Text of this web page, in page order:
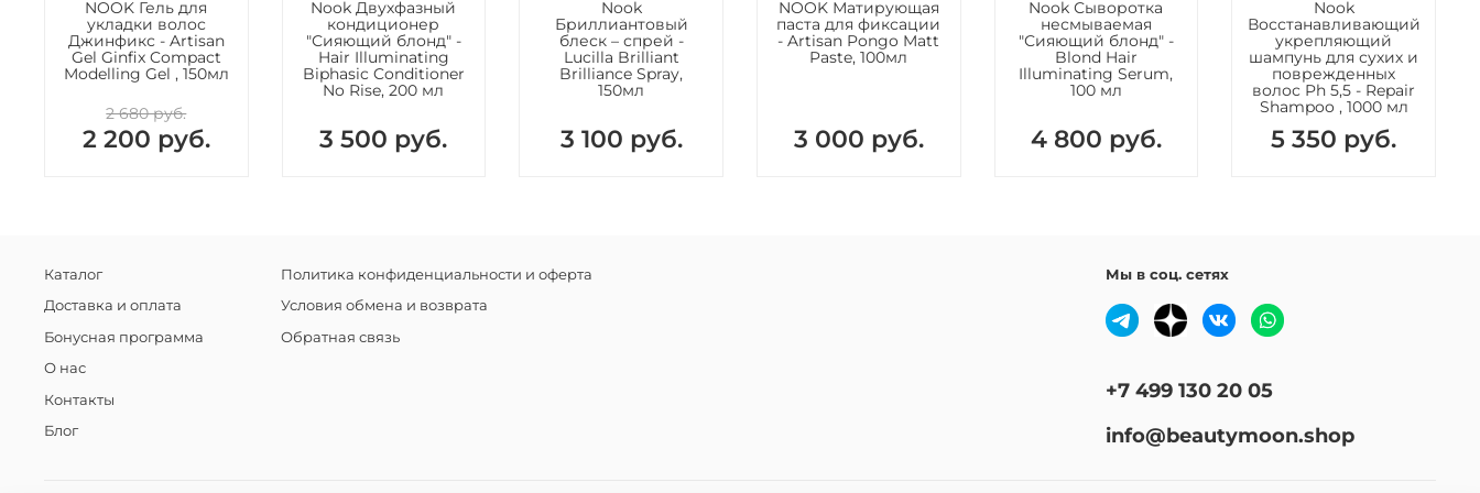
NOOK Гель для
укладки волос
Джинфикс - Artisan
Gel Ginfix Compact
Modelling Gel , 150мл
2 680 руб.
2 200 руб.
Nook Двухфазный
кондиционер
"Сияющий блонд" -
Hair Illuminating
Biphasic Conditioner
No Rise, 200 мл
3 500 руб.
Nook
Бриллиантовый
блеск – спрей -
Lucilla Brilliant
Brilliance Spray,
150мл
3 100 руб.
NOOK Матирующая
паста для фиксации
- Artisan Pongo Matt
Paste, 100мл
3 000 руб.
Nook Сыворотка
несмываемая
"Сияющий блонд" -
Blond Hair
Illuminating Serum,
100 мл
4 800 руб.
Nook
Восстанавливающий
укрепляющий
шампунь для сухих и
поврежденных
волос Ph 5,5 - Repair
Shampoo , 1000 мл
5 350 руб.
Каталог
Доставка и оплата
Бонусная программа
О нас
Контакты
Блог
Политика конфиденциальности и оферта
Условия обмена и возврата
Обратная связь
Мы в соц. сетях
+7 499 130 20 05
info@beautymoon.shop